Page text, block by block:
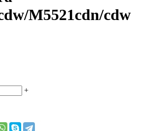
M5521cdn/cdw
+